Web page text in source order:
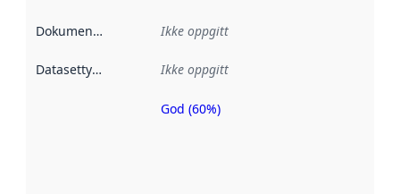
Dokumentasjon Ikke oppgitt
Datasettype Ikke oppgitt
Metadatakvalitet
God (60%)